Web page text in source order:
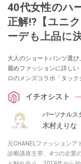
40代女性のハ
正解!?【ユニ
ーデも上品に
大人のショートパンツ選
麗めファッションに詳し
ロのメンズコラボ「タッ
イチオシスト
パーソナルス
木村えりな
元CHANELファッション
診断講座主宰、4つの企業